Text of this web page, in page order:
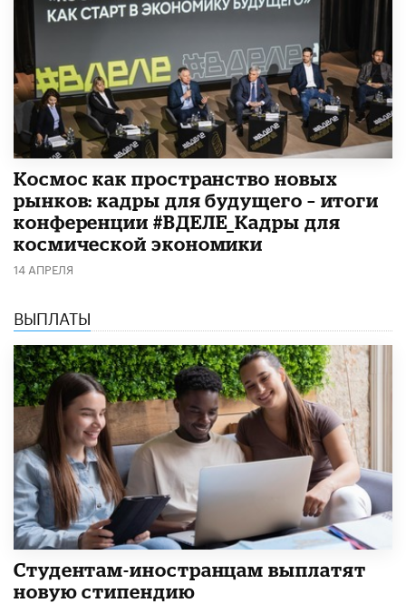
Космос как пространство новых
рынков: кадры для будущего – итоги
конференции #ВДЕЛЕ_Кадры для
космической экономики
14 АПРЕЛЯ
ВЫПЛАТЫ
Студентам-иностранцам выплатят
новую стипендию